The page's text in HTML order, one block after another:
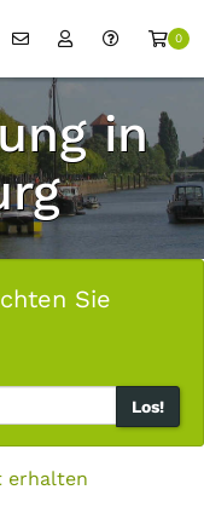
0
in
Sie
Los!
erhalten